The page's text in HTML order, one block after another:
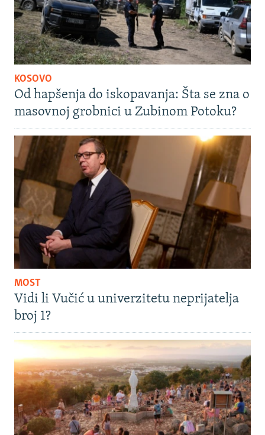
KOSOVO
Od hapšenja do iskopavanja: Šta se zna o
masovnoj grobnici u Zubinom Potoku?
MOST
Vidi li Vučić u univerzitetu neprijatelja
broj 1?